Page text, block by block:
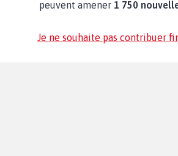
peuvent amener 1 750
Je ne souhaite pas contribuer